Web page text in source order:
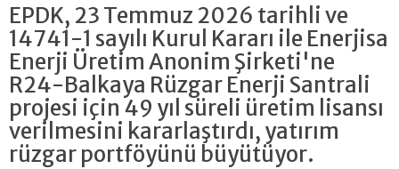
EPDK, 23 Temmuz 2026 tarihli ve
14741-1 sayılı Kurul Kararı ile Enerjisa
Enerji Üretim Anonim Şirketi'ne
R24-Balkaya Rüzgar Enerji Santrali
projesi için 49 yıl süreli üretim lisansı
verilmesini kararlaştırdı, yatırım
rüzgar portföyünü büyütüyor.